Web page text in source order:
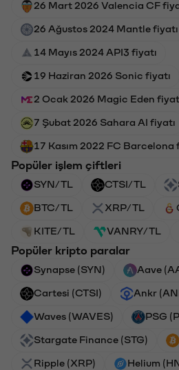
26 Mart 2026 Valencia CF
26 Ağustos 2024 Mantle fiyatı
14 Mayıs 2024 API3 fiyatı
19 Haziran 2026 Sonic fiyatı
2 Ocak 2026 Magic Eden
7 Şubat 2026 Sahara AI fiyatı
17 Kasım 2022 FC Barcelona
Popüler işlem çiftleri
SYN/TL CTSI/TL
BTC/TL XRP/TL
KITE/TL VANRY/TL
Popüler kripto paralar
Synapse (SYN) Aave
Cartesi (CTSI) Ankr
Waves (WAVES) PSG
Stargate Finance (STG)
Ripple (XRP) Helium